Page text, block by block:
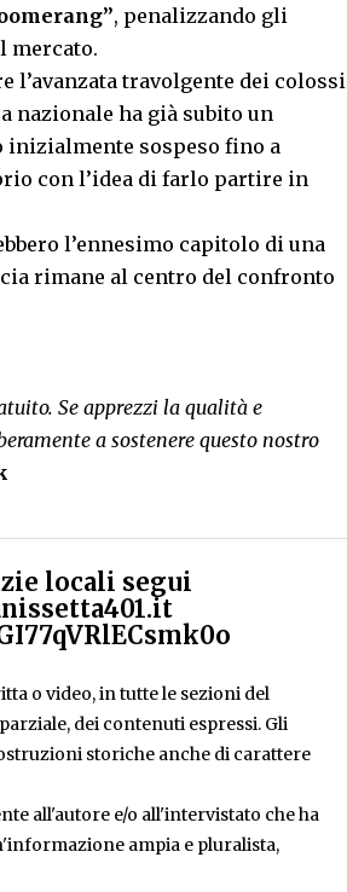
, penalizzando gli
mercato.
l’avanzata travolgente dei colossi
nazionale ha già subito un
inizialmente sospeso fino a
con l’idea di farlo partire in
l’ennesimo capitolo di una
rimane al centro del confronto
Se apprezzi la qualità e
a sostenere questo nostro
locali segui
o video, in tutte le sezioni del
dei contenuti espressi. Gli
storiche anche di carattere
all'autore e/o all'intervistato che ha
ampia e pluralista,